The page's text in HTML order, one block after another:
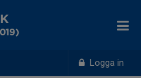
Logga in